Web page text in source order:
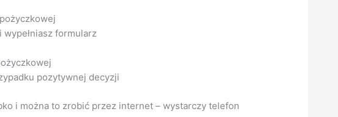
formularz
pozytywnej decyzji
i można to zrobić przez internet – wystarczy telefon